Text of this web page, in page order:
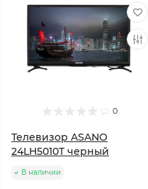
0
Телевизор ASANO
24LH5010T черный
В наличии